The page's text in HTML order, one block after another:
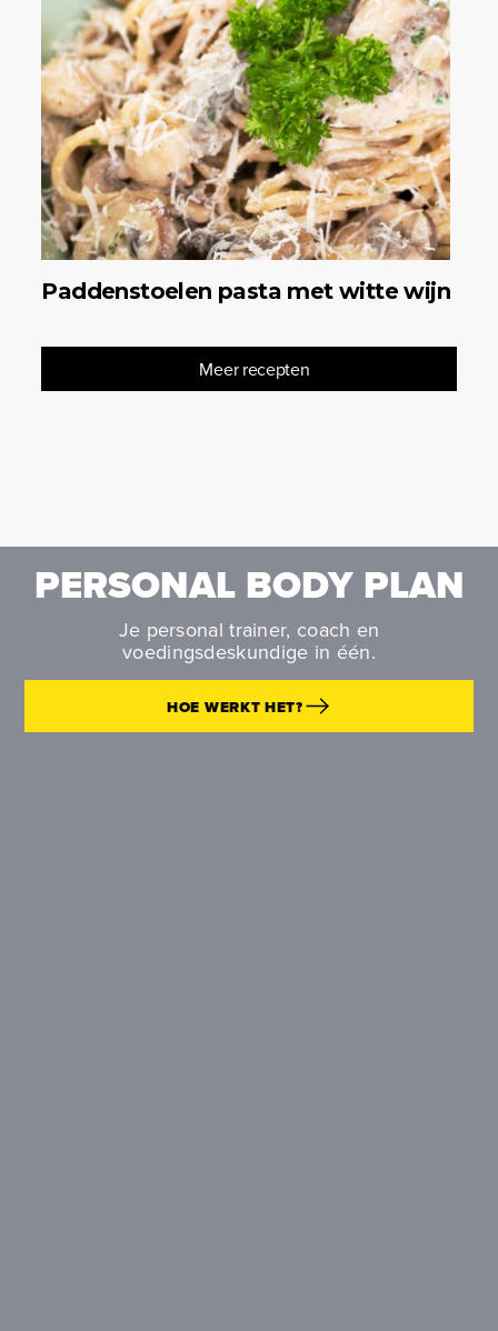
Paddenstoelen pasta met witte wijn
Meer recepten
PERSONAL BODY PLAN
Je personal trainer, coach en
voedingsdeskundige in één.
HOE WERKT HET?